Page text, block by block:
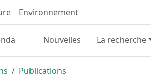
Environnement
Nouvelles La recherche
Publications